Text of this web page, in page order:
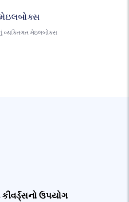
વ્યક્તિગત મેઇલબોક્સ
કીવર્ડ્સનો ઉપયોગ